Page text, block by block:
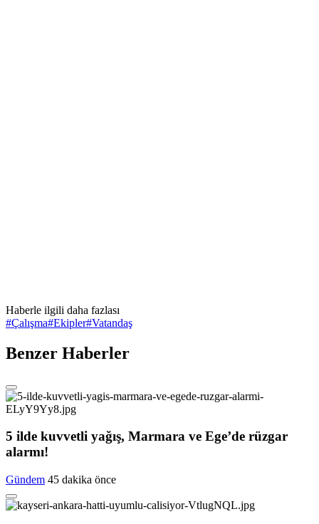
Haberle ilgili daha fazlası
#Çalışma#Ekipler#Vatandaş
Benzer Haberler
5 ilde kuvvetli yağış, Marmara ve Ege’de rüzgar
alarmı!
Gündem 45 dakika önce